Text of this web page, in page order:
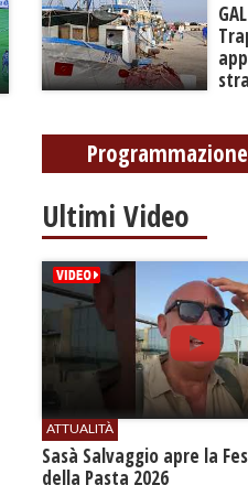
Ultimi Video
ATTUALITÀ
Sasà Salvaggio apre la
della Pasta 2026